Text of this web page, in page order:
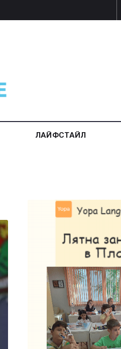
ЛАЙФСТАЙЛ